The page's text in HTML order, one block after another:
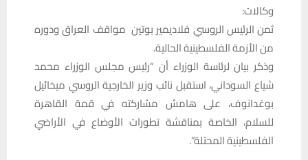
وكالات:
ثمن الرئيس الروسي فلاديمير بوتين مواقف العراق ودوره
من الأزمة الفلسطينية الحالية.
وذكر بيان لرئاسة الوزراء أن “رئيس مجلس الوزراء محمد
شياع السوداني، استقبل نائب وزير الخارجية الروسي ميخائيل
بوغدانوف، على هامش مشاركته في قمة القاهرة
للسلام، الخاصة بمناقشة تطورات الأوضاع في الأراضي
الفلسطينية المحتلة”.